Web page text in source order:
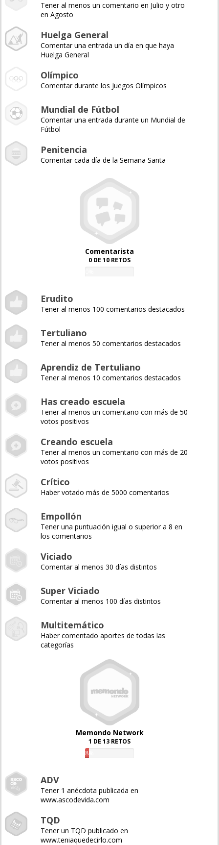
Tener al menos un comentario en Julio y otro
en Agosto
Huelga General
Comentar una entrada un día en que haya
Huelga General
Olímpico
Comentar durante los Juegos Olímpicos
Mundial de Fútbol
Comentar una entrada durante un Mundial de
Fútbol
Penitencia
Comentar cada día de la Semana Santa
Comentarista
0 DE 10 RETOS
Erudito
Tener al menos 100 comentarios destacados
Tertuliano
Tener al menos 50 comentarios destacados
Aprendiz de Tertuliano
Tener al menos 10 comentarios destacados
Has creado escuela
Tener al menos un comentario con más de 50
votos positivos
Creando escuela
Tener al menos un comentario con más de 20
votos positivos
Crítico
Haber votado más de 5000 comentarios
Empollón
Tener una puntuación igual o superior a 8 en
los comentarios
Viciado
Comentar al menos 30 días distintos
Super Viciado
Comentar al menos 100 días distintos
Multitemático
Haber comentado aportes de todas las
categorías
Memondo Network
1 DE 13 RETOS
8%
ADV
Tener 1 anécdota publicada en
www.ascodevida.com
TQD
Tener un TQD publicado en
www.teniaquedecirlo.com